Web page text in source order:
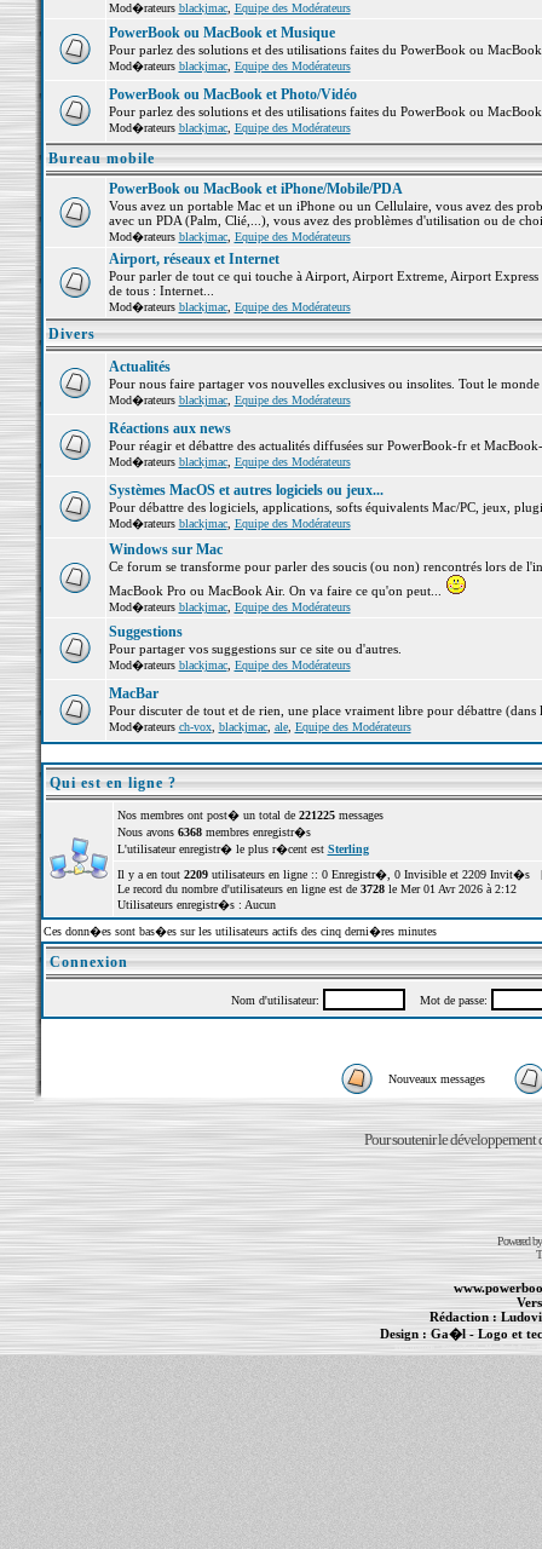
Mod�rateurs blackjmac, Equipe des Modérateurs
PowerBook ou MacBook et Musique
Pour parlez des solutions et des utilisations faites du PowerBook ou
Mod�rateurs blackjmac, Equipe des Modérateurs
PowerBook ou MacBook et Photo/Vidéo
Pour parlez des solutions et des utilisations faites du PowerBook ou
Mod�rateurs blackjmac, Equipe des Modérateurs
Bureau mobile
PowerBook ou MacBook et iPhone/Mobile/PDA
Vous avez un portable Mac et un iPhone ou un Cellulaire, vous avez des
avec un PDA (Palm, Clié,...), vous avez des problèmes d'utilisation ou de
Mod�rateurs blackjmac, Equipe des Modérateurs
Airport, réseaux et Internet
Pour parler de tout ce qui touche à Airport, Airport Extreme, Airport
de tous : Internet...
Mod�rateurs blackjmac, Equipe des Modérateurs
Divers
Actualités
Pour nous faire partager vos nouvelles exclusives ou insolites. Tout le
Mod�rateurs blackjmac, Equipe des Modérateurs
Réactions aux news
Pour réagir et débattre des actualités diffusées sur PowerBook-fr et
Mod�rateurs blackjmac, Equipe des Modérateurs
Systèmes MacOS et autres logiciels ou jeux...
Pour débattre des logiciels, applications, softs équivalents Mac/PC, jeux,
Mod�rateurs blackjmac, Equipe des Modérateurs
Windows sur Mac
Ce forum se transforme pour parler des soucis (ou non) rencontrés lors de
MacBook Pro ou MacBook Air. On va faire ce qu'on peut...
Mod�rateurs blackjmac, Equipe des Modérateurs
Suggestions
Pour partager vos suggestions sur ce site ou d'autres.
Mod�rateurs blackjmac, Equipe des Modérateurs
MacBar
Pour discuter de tout et de rien, une place vraiment libre pour débattre (dans
Mod�rateurs ch-vox, blackjmac, ale, Equipe des Modérateurs
Qui est en ligne ?
Nos membres ont post� un total de 221225messages
Nous avons 6368membres enregistr�s
L'utilisateur enregistr� le plus r�cent est Sterling
Il y a en tout 2209utilisateurs en ligne :: 0 Enregistr�, 0 Invisible et 2209 Invit�s
Le record du nombre d'utilisateurs en ligne est de 3728le Mer 01 Avr 2026 à 2:12
Utilisateurs enregistr�s : Aucun
Ces donn�es sont bas�es sur les utilisateurs actifs des cinq derni�res minutes
Connexion
Nom d'utilisateur: Mot de passe:
Nouveaux messages
Pour soutenir le développement
Powered
Rédaction :
Design : Ga�l- Logo et